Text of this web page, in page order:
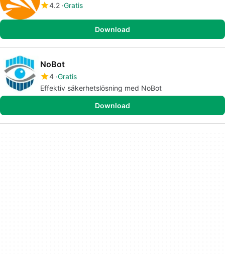
4.2 Gratis
Download
NoBot
4 Gratis
Effektiv säkerhetslösning med NoBot
Download